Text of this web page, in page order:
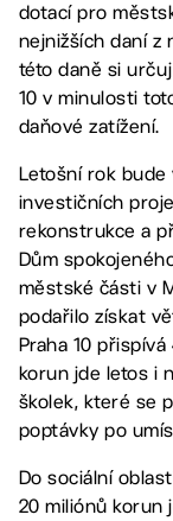
dotací pro
nejnižších daní z
této daně si
10 v minulosti
daňové zatížení.
Letošní rok bude
investičních
rekonstrukce a
Dům
městské části v
podařilo získat
Praha 10
korun jde letos i
školek, které se
poptávky po
Do sociální
20 miliónů korun